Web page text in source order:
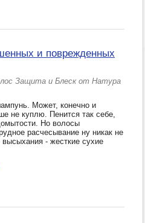
и поврежденных
Защита и Блеск от Натура
Может, конечно и
не куплю. Пенится так себе,
Но волосы
расчесывание ну никак не
- жесткие сухие